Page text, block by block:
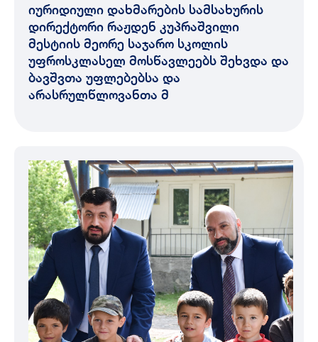
იურიდიული დახმარების სამსახურის
დირექტორი რაჟდენ კუპრაშვილი
მესტიის მეორე საჯარო სკოლის
უფროსკლასელ მოსწავლეებს შეხვდა და
ბავშვთა უფლებებსა და
არასრულწლოვანთა მ